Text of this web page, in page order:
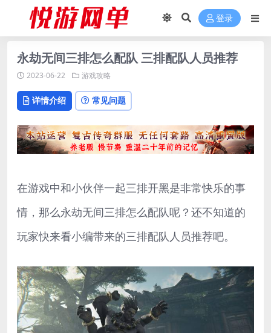
登录
永劫无间三排怎么配队 三排配队人员推荐
2023-06-22 游戏攻略
详情介绍 常见问题
在游戏中和小伙伴一起三排开黑是非常快乐的事
情，那么永劫无间三排怎么配队呢？还不知道的
玩家快来看小编带来的三排配队人员推荐吧。